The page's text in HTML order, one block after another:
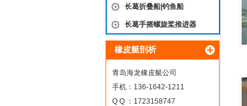
长葛折叠船|钓鱼船
长葛手摇螺旋桨推进器
橡皮艇剖析
青岛海龙橡皮艇公司
手机：136-1642-1211
Q Q ：1723158747